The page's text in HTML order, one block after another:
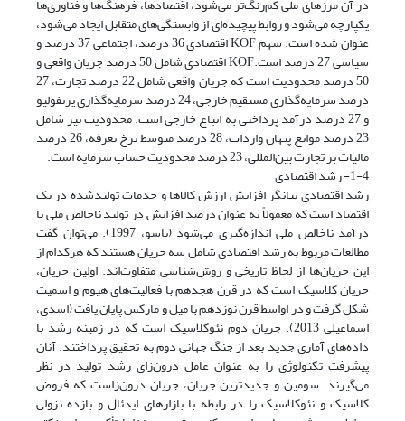
در آن مرزهای ملی کم‌رنگ‌تر می‌شود، اقتصادها، فرهنگ‌ها و فناوری‌ها
یکپارچه می‌شود و روابط پیچیده‌ای از وابستگی‌های متقابل ایجاد می‌شود،
عنوان شده است. سهم KOF اقتصادی 36 درصد، اجتماعی 37 درصد و
سیاسی 27 درصد است.KOF اقتصادی شامل 50 درصد جریان واقعی و
50 درصد محدودیت است که جریان واقعی شامل 22 درصد تجارت، 27
درصد سرمایه‌گذاری مستقیم خارجی، 24 درصد سرمایه‌گذاری پرتفولیو
و 27 درصد درآمد پرداختی به اتباع خارجی است. محدودیت نیز شامل
23 درصد موانع پنهان واردات، 28 درصد متوسط نرخ تعرفه، 26 درصد
مالیات بر تجارت بین‌المللی، 23 درصد محدودیت حساب سرمایه است.
1-4- رشد اقتصادی
رشد اقتصادی بیانگر افزایش ارزش کالاها و خدمات تولیدشده در یک
اقتصاد است که معمولاً به عنوان درصد افزایش در تولید ناخالص ملی یا
درآمد ناخالص ملی اندازه‌گیری می‌شود (باسو، 1997). می‌توان گفت
مطالعات مربوط به رشد اقتصادی شامل سه جریان هستند که هرکدام از
این جریان‌ها از لحاظ تاریخی و روش‌شناسی متفاوت‌اند. اولین جریان،
جریان کلاسیک است که در قرن هجدهم با فعالیت‌های هیوم و اسمیت
شکل گرفت و در اواسط قرن نوزدهم با میل و مارکس پایان یافت (اسدی،
اسماعیلی 2013). جریان دوم نئوکلاسیک است که در زمینه رشد با
داده‌های آماری جدید بعد از جنگ جهانی دوم به تحقیق پرداختند. آنان
پیشرفت تکنولوژی را به عنوان عامل درون‌زای رشد تولید در نظر
می‌گیرند. سومین و جدیدترین جریان، جریان درون‌زاست که فروض
کلاسیک و نئوکلاسیک را در رابطه با بازارهای ایدئال و بازده نزولی